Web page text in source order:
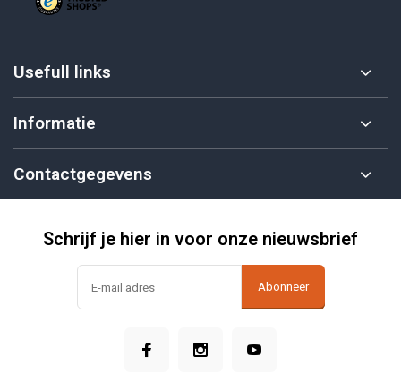
Usefull links
Informatie
Contactgegevens
Schrijf je hier in voor onze nieuwsbrief
Abonneer